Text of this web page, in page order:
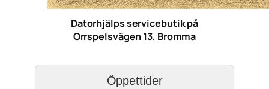
Datorhjälps servicebutik på
Orrspelsvägen 13, Bromma
Öppettider